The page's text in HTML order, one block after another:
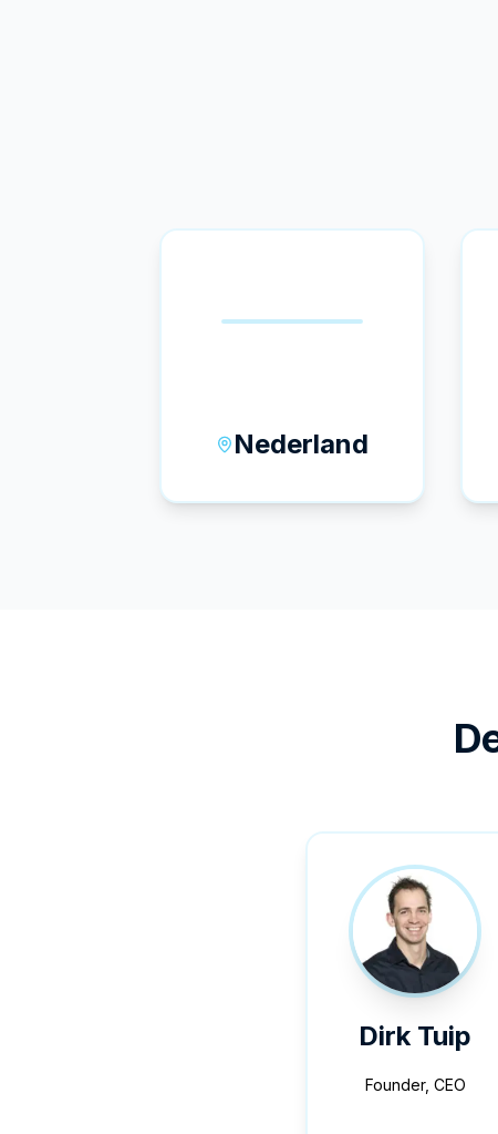
🇳🇱
Nederland
Dirk Tuip
Founder, CEO